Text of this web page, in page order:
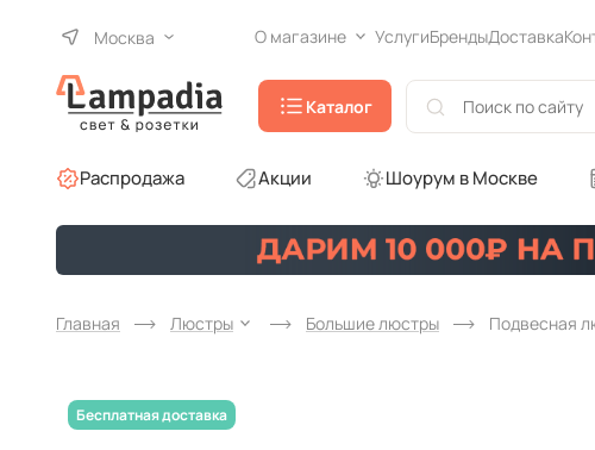
Москва О магазине УслугиБрендыДоставка
Каталог
Распродажа Акции Шоурум в Москве
Главная Люстры Большие люстры Подвесная